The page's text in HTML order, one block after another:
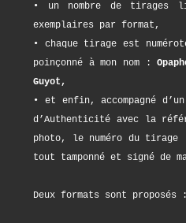
• un nombre de tirages
exemplaires par format,
• chaque tirage est
poinçonné à mon nom :
Guyot,
• et enfin, accompagné
d’Authenticité avec la
photo, le numéro du
tout tamponné et signé de
Deux formats sont proposés :